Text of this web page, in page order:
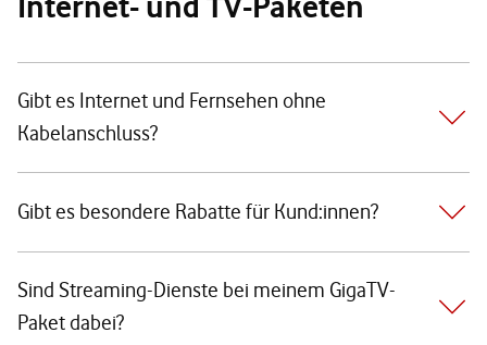
Gibt es Internet und Fernsehen ohne
Kabelanschluss?
Gibt es besondere Rabatte für Kund:innen?
Sind Streaming-Dienste bei meinem GigaTV-
Paket dabei?